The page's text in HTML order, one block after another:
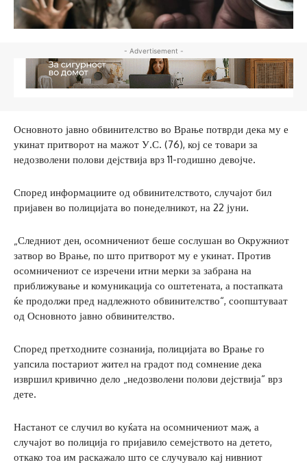
- Advertisement -
Основното јавно обвинителство во Врање потврди дека му е
укинат притворот на мажот У.С. (76), кој се товари за
недозволени полови дејствија врз 11-годишно девојче.
Според информациите од обвинителството, случајот бил
пријавен во полицијата во понеделникот, на 22 јуни.
„Следниот ден, осомничениот беше сослушан во Окружниот
затвор во Врање, по што притворот му е укинат. Против
осомничениот се изречени итни мерки за забрана на
приближување и комуникација со оштетената, а постапката
ќе продолжи пред надлежното обвинителство“, соопштуваат
од Основното јавно обвинителство.
Според претходните сознанија, полицијата во Врање го
уапсила постариот жител на градот под сомнение дека
извршил кривично дело „недозволени полови дејствија“ врз
дете.
Настанот се случил во куќата на осомничениот маж, а
случајот во полиција го пријавило семејството на детето,
откако тоа им раскажало што се случувало кај нивниот